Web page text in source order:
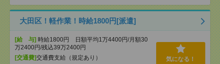
大田区！軽作業！時給1800円[派遣]
[給 与] 時給1800円 日額平均1万4400円/月額30
万2400円/残込39万2400円
[交通費]交通費支給（規定あり）
気になる！